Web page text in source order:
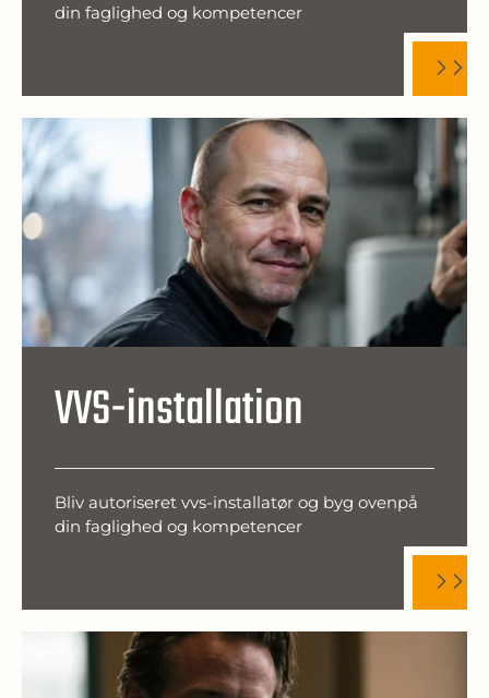
din faglighed og kompetencer
VVS-installation
Bliv autoriseret vvs-installatør og byg ovenpå
din faglighed og kompetencer